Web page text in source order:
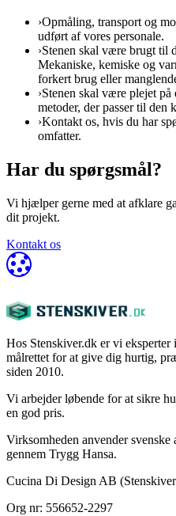
›Opmåling, transport og
udført af vores personale.
›Stenen skal være brugt til
Mekaniske, kemiske og
forkert brug eller
›Stenen skal være plejet på
metoder, der passer til den
›Kontakt os, hvis du har
omfatter.
Har du spørgsmål?
Vi hjælper gerne med at afklare
dit projekt.
Kontakt os
Hos Stenskiver.dk er vi eksperter
målrettet for at give dig hurtig,
siden 2010.
Vi arbejder løbende for at sikre
en god pris.
Virksomheden anvender
gennem Trygg Hansa.
Cucina Di Design AB
Org nr: 556652-2297